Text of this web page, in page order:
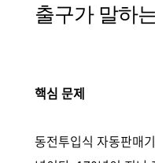
출구가 말하
핵심 문제
동전투입식 자동판매